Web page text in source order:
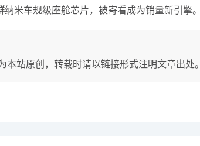
纳米车规级座舱芯片，被寄看成为销量新引擎。
本站原创，转载时请以链接形式注明文章出处。